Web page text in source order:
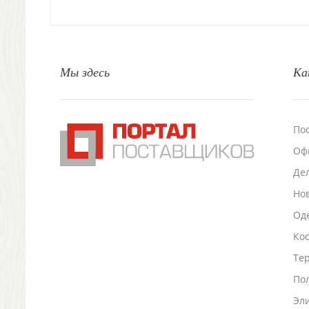
Подставки для визиток записок телефонов
Промо
Антистрессы
Мы здесь